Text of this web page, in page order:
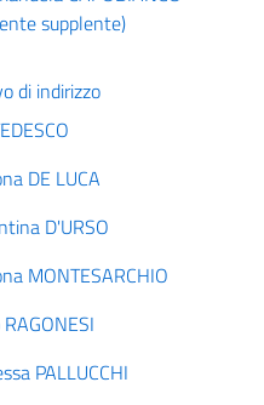
supplente)
di indirizzo
DE LUCA
D'URSO
MONTESARCHIO
PALLUCCHI